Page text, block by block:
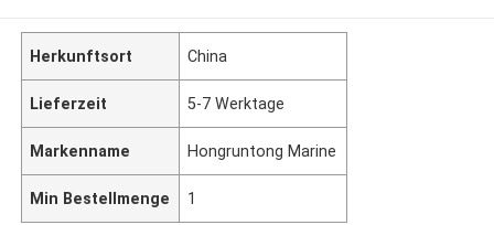
Herkunftsort China
Lieferzeit 5-7 Werktage
Markenname Hongruntong Marine
Min Bestellmenge 1